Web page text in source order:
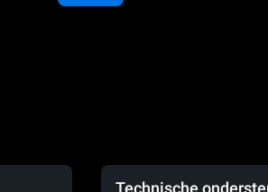
Technische